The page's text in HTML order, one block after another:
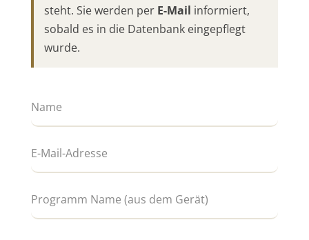
steht. Sie werden per E-Mail informiert,
sobald es in die Datenbank eingepflegt
wurde.